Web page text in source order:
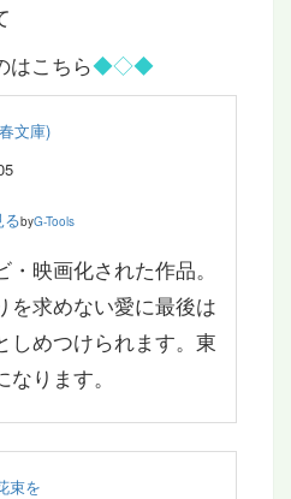
はこちら◆◇◆
文庫)
byG-Tools
映画化された作品。
を求めない愛に最後は
しめつけられます。東
ります。
束を